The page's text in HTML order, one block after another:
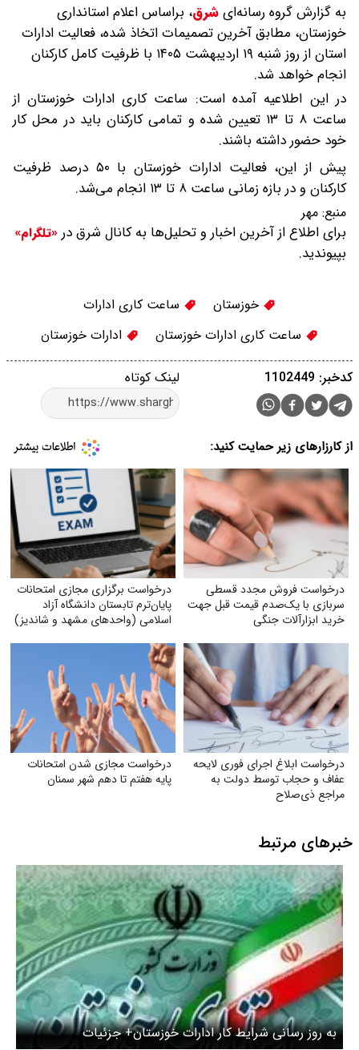
به گزارش گروه رسانه‌ایشرق، براساس اعلام استانداری
خوزستان، مطابق آخرین تصمیمات اتخاذ شده، فعالیت ادارات
استان از روز شنبه ۱۹ اردیبهشت ۱۴۰۵ با ظرفیت کامل کارکنان
انجام خواهد شد.
در این اطلاعیه آمده است: ساعت کاری ادارات خوزستان از
ساعت ۸ تا ۱۳ تعیین شده و تمامی کارکنان باید در محل کار
خود حضور داشته باشند.
پیش از این، فعالیت ادارات خوزستان با ۵۰ درصد ظرفیت
کارکنان و در بازه زمانی ساعت ۸ تا ۱۳ انجام می‌شد.
منبع: مهر
برای اطلاع از آخرین اخبار و تحلیل‌ها به کانال شرق در «تلگرام»
بپیوندید.
خوزستان
ساعت کاری ادارات
ساعت کاری ادارات خوزستان
ادارات خوزستان
لینک کوتاه کدخبر: 1102449
از کارزارهای زیر حمایت کنید:
درخواست فروش مجدد قسطی
سربازی با یک‌صدم قیمت قبل جهت
خرید ابزارآلات جنگی
درخواست برگزاری مجازی امتحانات
پایان‌ترم تابستان دانشگاه آزاد
اسلامی (واحدهای مشهد و شاندیز)
درخواست ابلاغ اجرای فوری لایحه
عفاف و حجاب توسط دولت به
مراجع ذی‌صلاح
درخواست مجازی شدن امتحانات
پایه هفتم تا دهم شهر سمنان
خبرهای مرتبط
به روز رسانی شرایط کار ادارات خوزستان+ جزئیات